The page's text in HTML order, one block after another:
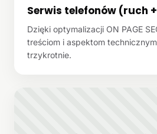
Serwis telefonów (ruch
Dzięki optymalizacji ON PAGE
treściom i aspektom technicznym
trzykrotnie.